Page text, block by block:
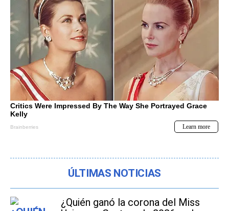
ÚLTIMAS NOTICIAS
¿Quién ganó la corona del Miss